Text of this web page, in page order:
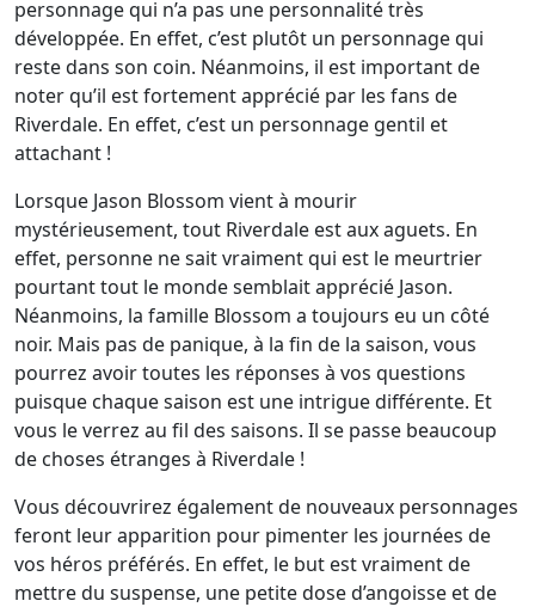
personnage qui n’a pas une personnalité très
développée. En effet, c’est plutôt un personnage qui
reste dans son coin. Néanmoins, il est important de
noter qu’il est fortement apprécié par les fans de
Riverdale. En effet, c’est un personnage gentil et
attachant !
Lorsque Jason Blossom vient à mourir
mystérieusement, tout Riverdale est aux aguets. En
effet, personne ne sait vraiment qui est le meurtrier
pourtant tout le monde semblait apprécié Jason.
Néanmoins, la famille Blossom a toujours eu un côté
noir. Mais pas de panique, à la fin de la saison, vous
pourrez avoir toutes les réponses à vos questions
puisque chaque saison est une intrigue différente. Et
vous le verrez au fil des saisons. Il se passe beaucoup
de choses étranges à Riverdale !
Vous découvrirez également de nouveaux personnages
feront leur apparition pour pimenter les journées de
vos héros préférés. En effet, le but est vraiment de
mettre du suspense, une petite dose d’angoisse et de